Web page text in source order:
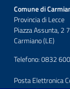
Comune di
Provincia di Lecce
Piazza Assunta, 2
Carmiano (LE)
Telefono: 0832
Posta Elettronica